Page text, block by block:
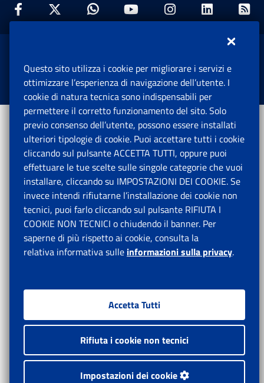
Facebook: Apre una nuova finestra
Twitter: Apre una nuova finestra
Whatsapp: Apre una nuova
Youtube: Apre una
Instagram:
Istituto Nazionale Previdenza Sociale.
Tutti i diritti riservati.
Questo sito utilizza i cookie per migliorare i servizi e
ottimizzare l’esperienza di navigazione dell’utente. I
cookie di natura tecnica sono indispensabili per
permettere il corretto funzionamento del sito. Solo
previo consenso dell’utente, possono essere installati
ulteriori tipologie di cookie. Puoi accettare tutti i cookie
cliccando sul pulsante ACCETTA TUTTI, oppure puoi
effettuare le tue scelte sulle singole categorie che vuoi
installare, cliccando su IMPOSTAZIONI DEI COOKIE. Se
invece intendi rifiutarne l’installazione dei cookie non
tecnici, puoi farlo cliccando sul pulsante RIFIUTA I
COOKIE NON TECNICI o chiudendo il banner. Per
saperne di più rispetto ai cookie, consulta la
relativa informativa sulle informazioni sulla privacy.
Accetta Tutti
Rifiuta i cookie non tecnici
Impostazioni dei cookie